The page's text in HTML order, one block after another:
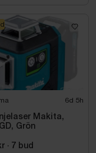
6d 5h
Makita,
Grön
· 7 bud